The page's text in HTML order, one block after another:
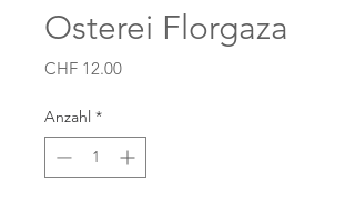
Osterei Florgaza
CHF 12.00Preis
Anzahl *